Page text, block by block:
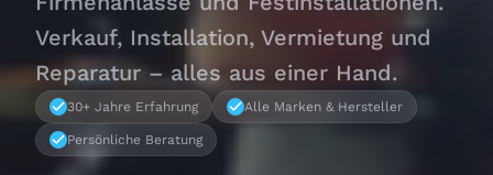
Verkauf, Installation, Vermietung und
Reparatur – alles aus einer Hand.
30+ Jahre Erfahrung Alle Marken & Hersteller
Persönliche Beratung